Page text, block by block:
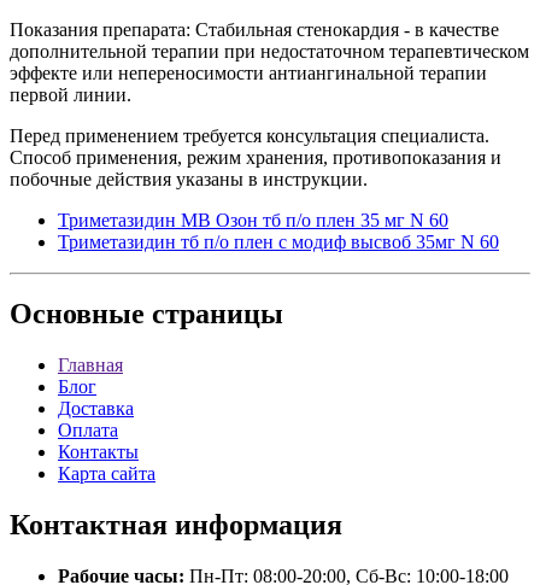
Показания препарата: Стабильная стенокардия - в качестве
дополнительной терапии при недостаточном терапевтическом
эффекте или непереносимости антиангинальной терапии
первой линии.
Перед применением требуется консультация специалиста.
Способ применения, режим хранения, противопоказания и
побочные действия указаны в инструкции.
Триметазидин МВ Озон тб п/о плен 35 мг N 60
Триметазидин тб п/о плен с модиф высвоб 35мг N 60
Основные страницы
Главная
Блог
Доставка
Оплата
Контакты
Карта сайта
Контактная информация
Рабочие часы: Пн-Пт: 08:00-20:00, Сб-Вс: 10:00-18:00